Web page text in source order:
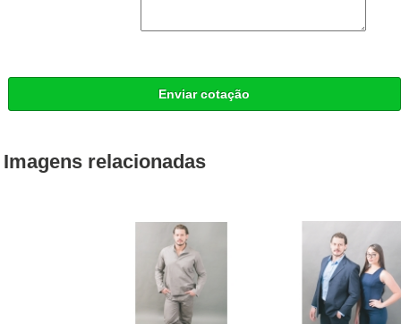
Enviar cotação
Imagens relacionadas